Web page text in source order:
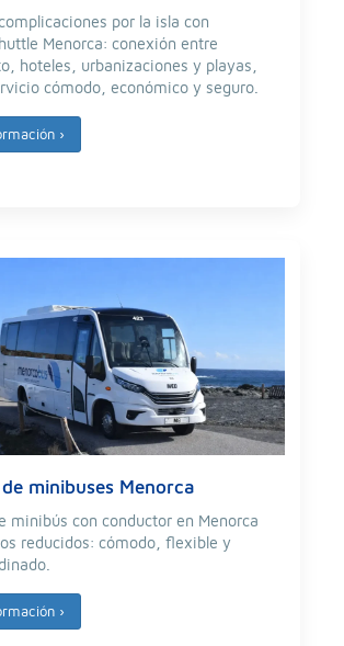
por la isla con
Menorca: conexión entre
hoteles, urbanizaciones y playas,
cómodo, económico y seguro.
›
minibuses Menorca
minibús con conductor en Menorca
reducidos: cómodo, flexible y
›